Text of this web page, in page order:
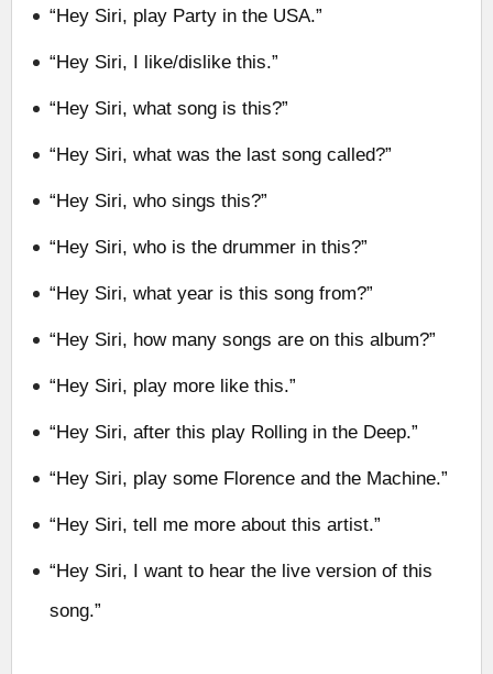
“Hey Siri, play Party in the USA.”
“Hey Siri, I like/dislike this.”
“Hey Siri, what song is this?”
“Hey Siri, what was the last song called?”
“Hey Siri, who sings this?”
“Hey Siri, who is the drummer in this?”
“Hey Siri, what year is this song from?”
“Hey Siri, how many songs are on this album?”
“Hey Siri, play more like this.”
“Hey Siri, after this play Rolling in the Deep.”
“Hey Siri, play some Florence and the Machine.”
“Hey Siri, tell me more about this artist.”
“Hey Siri, I want to hear the live version of this
song.”